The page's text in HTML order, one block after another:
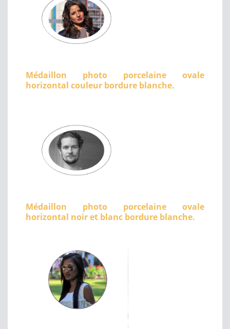
Médaillon photo porcelaine ovale
horizontal couleur bordure blanche.
Médaillon photo porcelaine ovale
horizontal noir et blanc bordure blanche.